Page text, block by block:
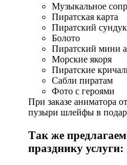
Музыкальное
Пиратская карта
Пиратский сундук
Болото
Пиратский мини
Морские якоря
Пиратские
Сабли пиратам
Фото с героями
При заказе аниматора
пузыри шлейфы в
Так же
празднику услуги: